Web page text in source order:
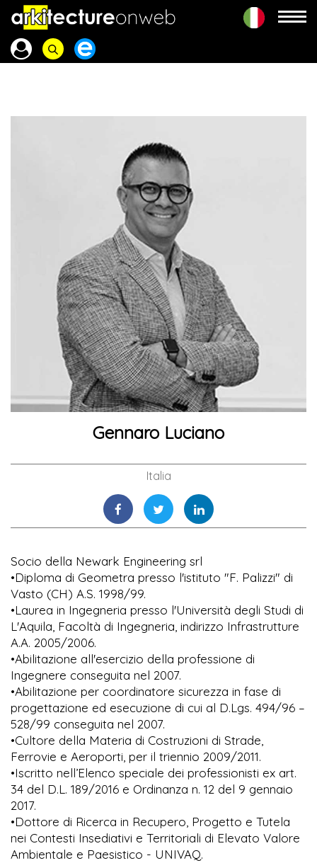
Gennaro Luciano
Italia
Socio della Newark Engineering srl
•Diploma di Geometra presso l'istituto "F. Palizzi" di
Vasto (CH) A.S. 1998/99.
•Laurea in Ingegneria presso l'Università degli Studi di
L'Aquila, Facoltà di Ingegneria, indirizzo Infrastrutture
A.A. 2005/2006.
•Abilitazione all'esercizio della professione di
Ingegnere conseguita nel 2007.
•Abilitazione per coordinatore sicurezza in fase di
progettazione ed esecuzione di cui al D.Lgs. 494/96 –
528/99 conseguita nel 2007.
•Cultore della Materia di Costruzioni di Strade,
Ferrovie e Aeroporti, per il triennio 2009/2011.
•Iscritto nell’Elenco speciale dei professionisti ex art.
34 del D.L. 189/2016 e Ordinanza n. 12 del 9 gennaio
2017.
•Dottore di Ricerca in Recupero, Progetto e Tutela
nei Contesti Insediativi e Territoriali di Elevato Valore
Ambientale e Paesistico - UNIVAQ.